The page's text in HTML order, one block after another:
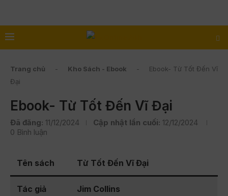
Trang chủ - Kho Sách - Ebook -
Ebook- Từ Tốt Đến Vĩ
Đại
Ebook- Từ Tốt Đến Vĩ Đại
Đã đăng: 11/12/2024 Cập nhật lần cuối: 12/12/2024
0 Bình luận
Tên sách Từ Tốt Đến Vĩ Đại
Tác giả Jim Collins